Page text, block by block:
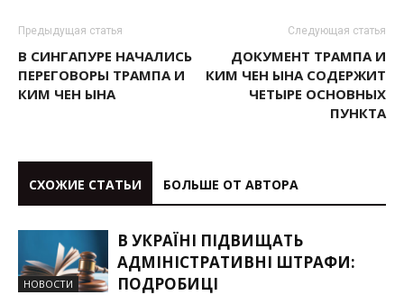
Предыдущая статья
В СИНГАПУРЕ НАЧАЛИСЬ
ПЕРЕГОВОРЫ ТРАМПА И
КИМ ЧЕН ЫНА
Следующая статья
ДОКУМЕНТ ТРАМПА И
КИМ ЧЕН ЫНА СОДЕРЖИТ
ЧЕТЫРЕ ОСНОВНЫХ
ПУНКТА
СХОЖИЕ СТАТЬИ БОЛЬШЕ ОТ АВТОРА
НОВОСТИ
В УКРАЇНІ ПІДВИЩАТЬ
АДМІНІСТРАТИВНІ ШТРАФИ:
ПОДРОБИЦІ